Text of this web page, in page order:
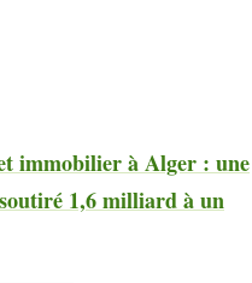
immobilier à Alger : une
1,6 milliard à un